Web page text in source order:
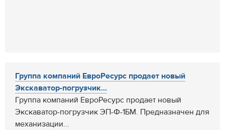
Группа компаний ЕвроРесурс продает новый
Экскаватор-погрузчик...
Группа компаний ЕвроРесурс продает новый
Экскаватор-погрузчик ЭП-Ф-1БМ. Предназначен для
механизации...